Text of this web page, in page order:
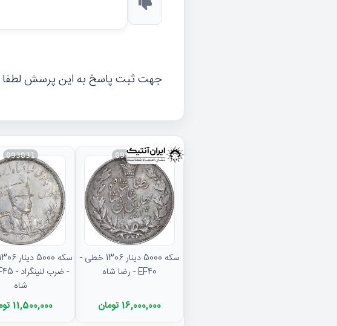
جهت ثبت پاسخ به این پرسش لطفا
093834
سکه 5000 دینار 1306 خطی -
EF40 - رضا شاه
16,000,000 تومان
093831
شاه
11,500,000 تومان